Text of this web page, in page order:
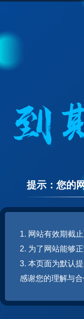
提示：您的
1. 网站有效期截
2. 为了网站能够
3. 本页面为默认
感谢您的理解与合